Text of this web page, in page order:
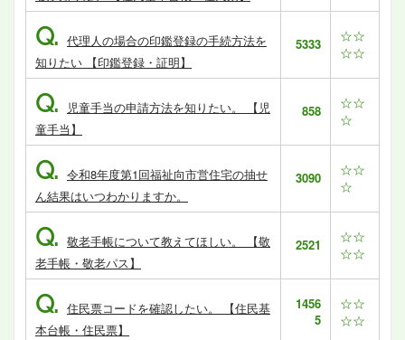
Q. 代理人の場合の印鑑登録の手続方法を
知りたい 【印鑑登録・証明】
5333
☆☆
☆☆
Q.
児童手当の申請方法を知りたい。 【児
童手当】
858
☆☆
☆
Q. 令和8年度第1回福祉向市営住宅の抽せ
ん結果はいつわかりますか。
3090
☆☆
☆
Q. 敬老手帳について教えてほしい。 【敬
老手帳・敬老パス】
2521
☆☆
☆☆
Q. 住民票コードを確認したい。 【住民基
本台帳・住民票】
1456
5
☆☆
☆☆